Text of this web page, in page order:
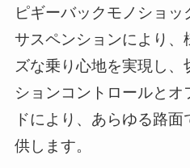
ピギーバックモノショ
サスペンションにより、
ズな乗り心地を実現し、
ションコントロールと
ドにより、あらゆる路
供します。